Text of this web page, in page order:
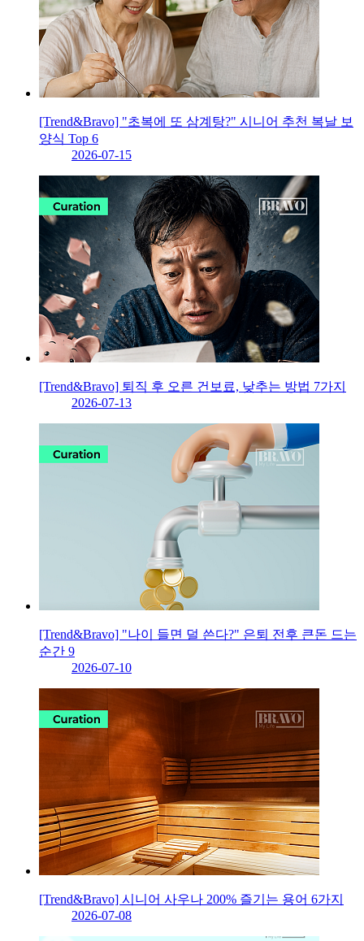
[Trend&Bravo] "초복에 또 삼계탕?" 시니어 추천 복날 보
양식 Top 6
2026-07-15
[Trend&Bravo] 퇴직 후 오른 건보료, 낮추는 방법 7가지
2026-07-13
[Trend&Bravo] "나이 들면 덜 쓴다?" 은퇴 전후 큰돈 드는
순간 9
2026-07-10
[Trend&Bravo] 시니어 사우나 200% 즐기는 용어 6가지
2026-07-08